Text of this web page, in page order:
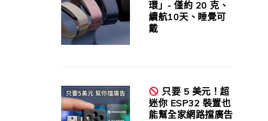
環」- 僅約 20 克、
續航10天、睡覺可
戴
只要 5 美元！超
迷你 ESP32 裝置也
能幫全家網路擋廣告